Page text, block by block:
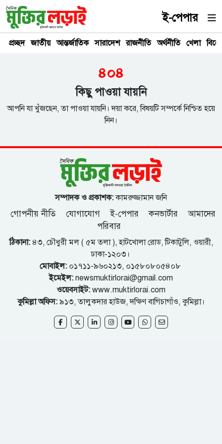
ই-পেপার
প্রচ্ছদ জাতীয় আন্তর্জাতিক সারাদেশ রাজনীতি অর্থনীতি খেলা
৪০৪
কিছু পাওয়া যায়নি
আপনি যা খুঁজছেন, তা পাওয়া যায়নি। দয়া করে, বিষয়টি সম্পর্কে নিশ্চিত হয়ে
নিন।
সম্পাদক ও প্রকাশক:কামরুজ্জামান জনি
গোপনীয় নীতি যোগাযোগ ই-পেপার কনভার্টার
আমাদের
পরিবার
ঠিকানা:৪৩, চৌধুরী মল ( ৫ম তলা ), হাটখোলা রোড, টিকাটুলি, ওয়ারী,
ঢাকা-১২০৩।
মোবাইল:০১৭১১-৯৬০২১৩, ০১৫৮০৮০৫৪০৮
ইমেইল: newsmuktirlorai@gmail.com
ওয়েবসাইট: www.muktirlorai.com
কুমিল্লা অফিস: ৯১৩, তালুকদার হাউজ, দক্ষিণ বাগিচাগাঁও, কুমিল্লা।